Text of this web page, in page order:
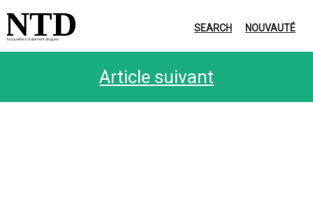
Nouvelles totalement dingues
NTD SEARCH NOUVAUTÉ
Article suivant